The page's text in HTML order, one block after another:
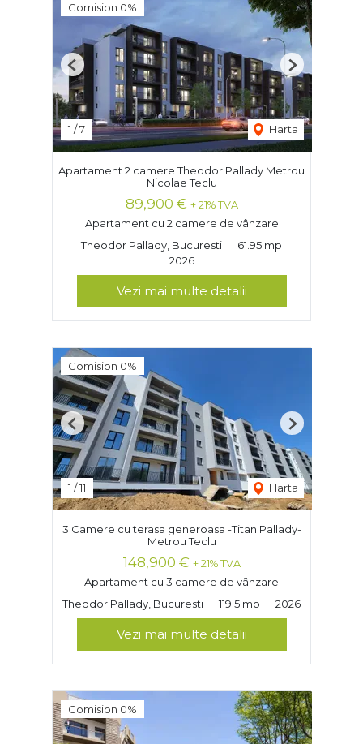
Comision 0%
1 /7 Harta
Previous Next
Apartament 2 camere Theodor Pallady Metrou
Nicolae Teclu
89,900 € + 21% TVA
Apartament cu 2 camere de vânzare
Theodor Pallady, Bucuresti
61.95 mp
2026
Vezi mai multe detalii
Comision 0%
1 /11 Harta
Previous Next
3 Camere cu terasa generoasa -Titan Pallady-
Metrou Teclu
148,900 € + 21% TVA
Apartament cu 3 camere de vânzare
Theodor Pallady, Bucuresti
119.5 mp 2026
Vezi mai multe detalii
Comision 0%